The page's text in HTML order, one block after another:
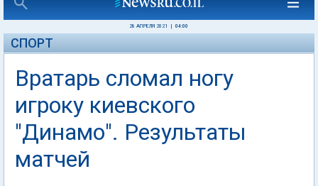
28 АПРЕЛЯ 2021 04:00
СПОРТ
Вратарь сломал ногу
игроку киевского
"Динамо". Результаты
матчей